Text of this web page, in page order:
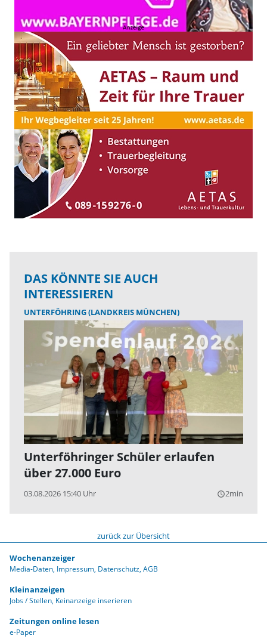
DAS KÖNNTE SIE AUCH
INTERESSIEREN
UNTERFÖHRING (LANDKREIS MÜNCHEN)
Unterföhringer Schüler erlaufen
über 27.000 Euro
03.08.2026 15:40 Uhr query_builder2min
zurück zur Übersicht
Wochenanzeiger
Media-Daten Impressum Datenschutz AGB
Kleinanzeigen
Jobs / Stellen Keinanzeige inserieren
Zeitungen online lesen
e-Paper